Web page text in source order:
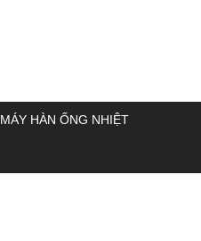
MÁY HÀN ỐNG NHIỆT